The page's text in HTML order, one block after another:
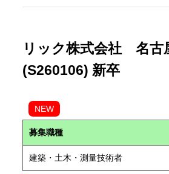
リック株式会社 名古
(S260106) 新卒
NEW
募集職種
建築・土木・測量技術者